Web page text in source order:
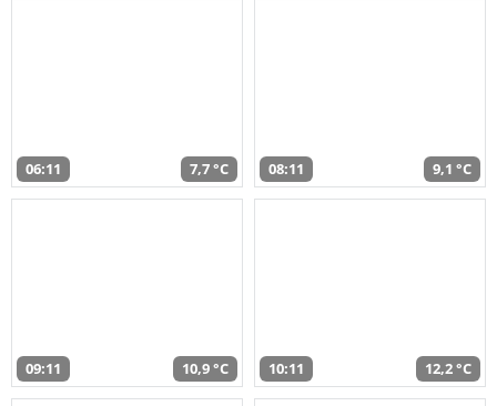
06:11 7,7 °C 08:11 9,1 °C
09:11 10,9 °C 10:11 12,2 °C